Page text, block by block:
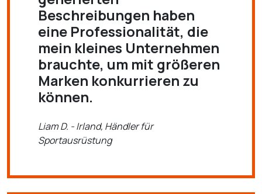
Beschreibungen haben
eine Professionalität, die
mein kleines Unternehmen
brauchte, um mit größeren
Marken konkurrieren zu
können.
Liam D. - Irland, Händler für
Sportausrüstung